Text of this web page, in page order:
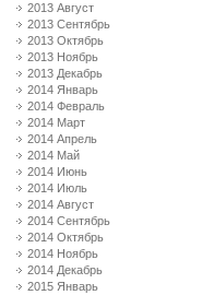
2013 Август
2013 Сентябрь
2013 Октябрь
2013 Ноябрь
2013 Декабрь
2014 Январь
2014 Февраль
2014 Март
2014 Апрель
2014 Май
2014 Июнь
2014 Июль
2014 Август
2014 Сентябрь
2014 Октябрь
2014 Ноябрь
2014 Декабрь
2015 Январь